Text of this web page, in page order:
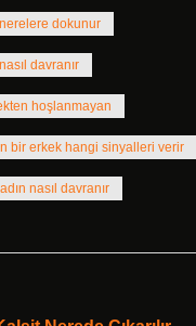
dokunur
davranır
hoşlanmayan
bir erkek hangi sinyalleri verir
nasıl davranır